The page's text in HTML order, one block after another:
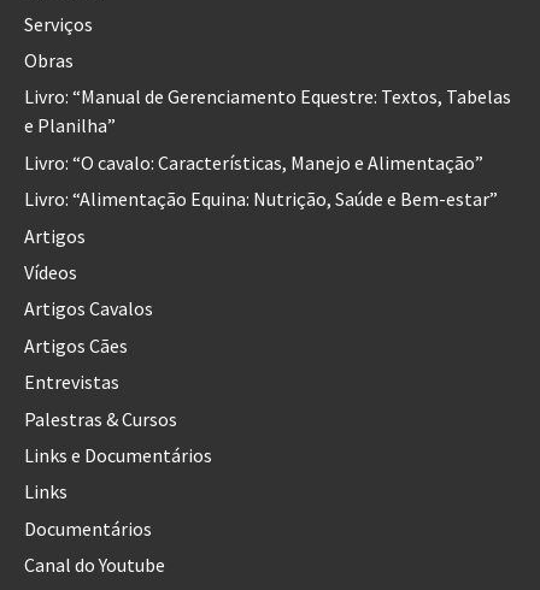
Serviços
Obras
Livro: “Manual de Gerenciamento Equestre: Textos, Tabelas
e Planilha”
Livro: “O cavalo: Características, Manejo e Alimentação”
Livro: “Alimentação Equina: Nutrição, Saúde e Bem-estar”
Artigos
Vídeos
Artigos Cavalos
Artigos Cães
Entrevistas
Palestras & Cursos
Links e Documentários
Links
Documentários
Canal do Youtube